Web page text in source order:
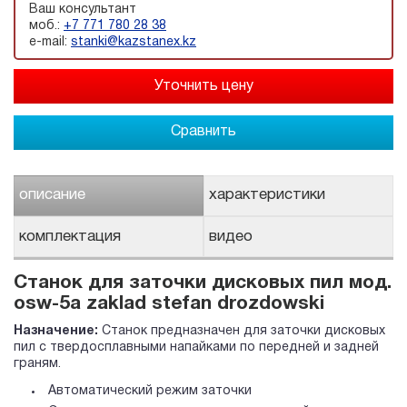
Ваш консультант
моб.: +7 771 780 28 38
e-mail: stanki@kazstanex.kz
Сравнить
описание характеристики
комплектация видео
Станок для заточки дисковых пил мод.
osw-5a zaklad stefan drozdowski
Назначение: Станок предназначен для заточки дисковых
пил с твердосплавными напайками по передней и задней
граням.
Автоматический режим заточки